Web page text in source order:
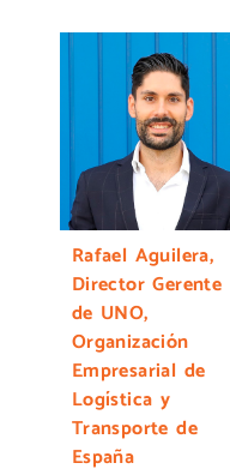
Rafael Aguilera,
Director Gerente
de UNO,
Organización
Empresarial de
Logística y
Transporte de
España